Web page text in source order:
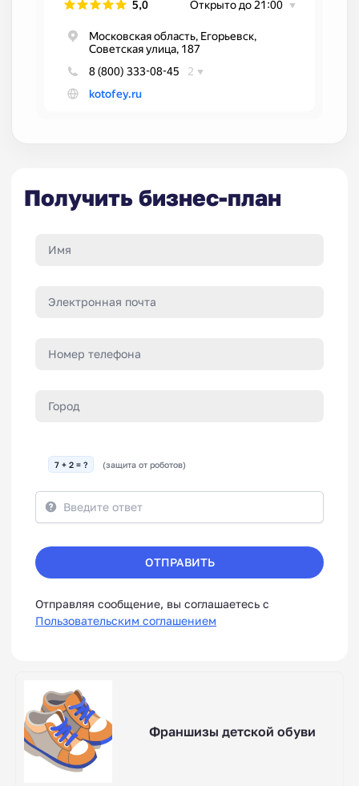
Получить бизнес-план
7 + 2 = ? (защита от роботов)
ОТПРАВИТЬ
Отправляя сообщение, вы соглашаетесь с
Пользовательским соглашением
Франшизы детской обуви